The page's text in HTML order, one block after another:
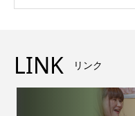
LINK リンク